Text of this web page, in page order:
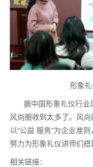
形象
据中国形象礼仪行业风
风尚圈收到太多了。风
以“公益 服务”为企业准
努力为形象礼仪讲师们搭
相关链接：